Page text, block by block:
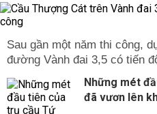
Sau gần một năm thi công,
đường Vành đai 3,5 có tiến
Những mét
đã vươn lên